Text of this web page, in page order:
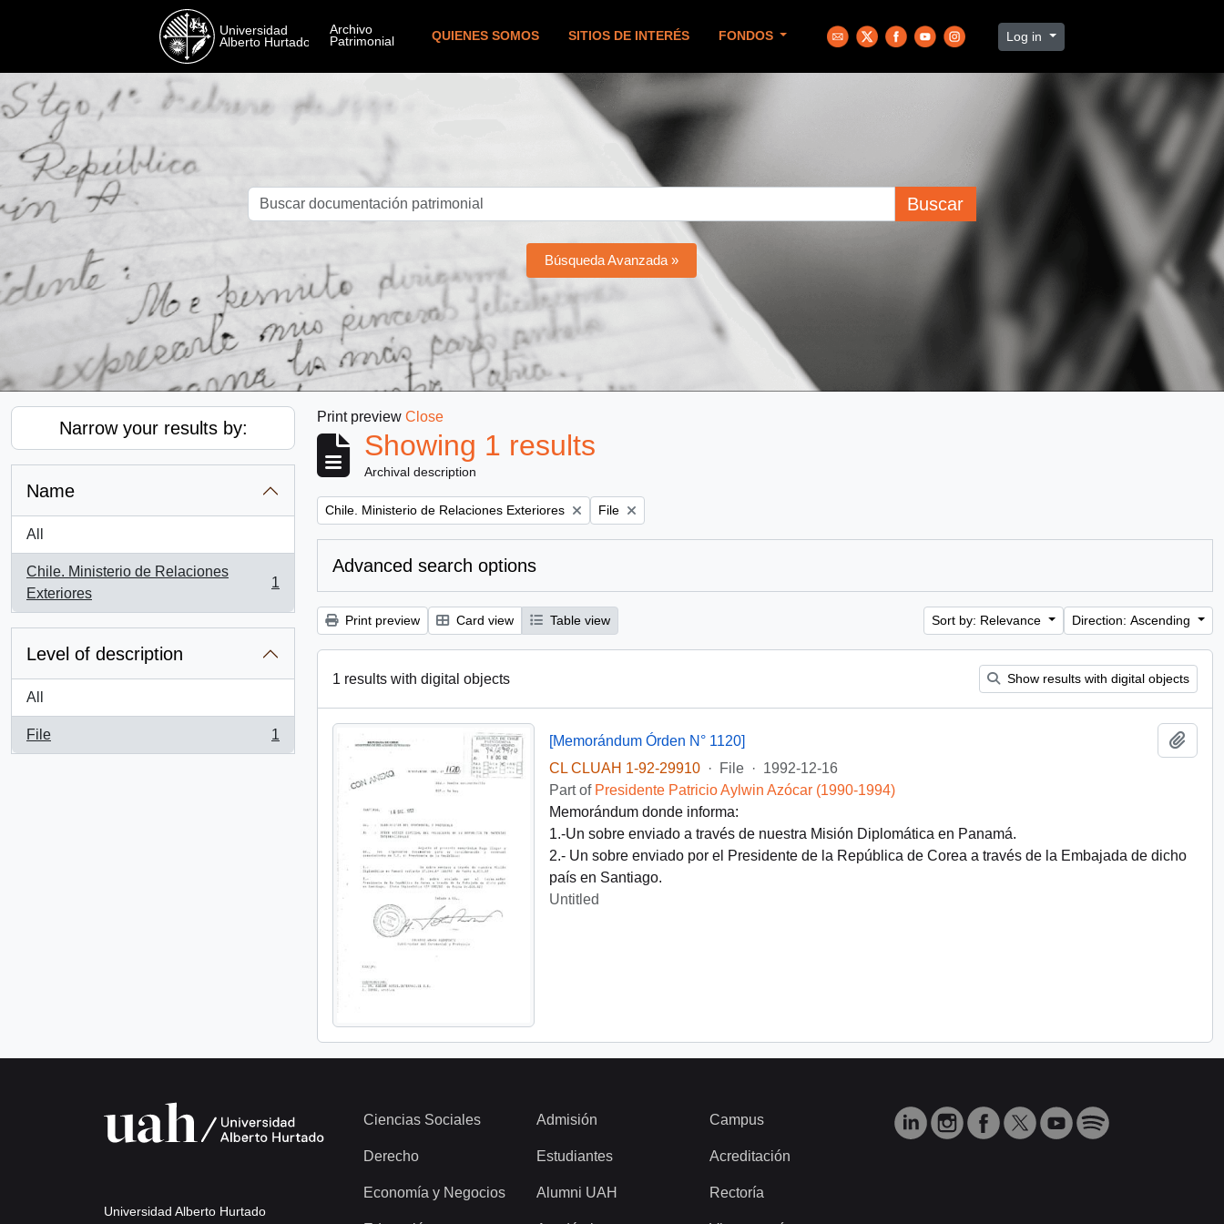
QUIENES SOMOS SITIOS DE INTERÉS FONDOS Log in
Buscar
Búsqueda Avanzada »
Narrow your results by:
Name
All
Chile. Ministerio de Relaciones
Exteriores
, 1 results
1
Level of description
All
File
, 1 results
1
Print preview Close
Showing 1 results
Archival description
Remove filter:
Chile. Ministerio de Relaciones Exteriores Remove filter:
File
Advanced search options
Print preview Card view Table view Sort by: Relevance Direction: Ascending
1 results with digital objects Show results with digital objects
[Memorándum Órden N° 1120]
CL CLUAH 1-92-29910
· File · 1992-12-16
Part of Presidente Patricio Aylwin Azócar (1990-1994)
Memorándum donde informa:
1.-Un sobre enviado a través de nuestra Misión Diplomática en Panamá.
2.- Un sobre enviado por el Presidente de la República de Corea a través de la Embajada de dicho
país en Santiago.
Untitled
Universidad Alberto Hurtado
Ciencias Sociales
Derecho
Economía y Negocios
Admisión
Estudiantes
Alumni UAH
Campus
Acreditación
Rectoría